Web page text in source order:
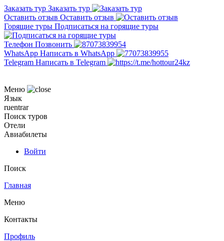
Заказать тур Заказать тур
Оставить отзыв Оставить отзыв
Горящие туры Подписаться на горящие туры
Телефон Позвонить
WhatsApp Написать в WhatsApp
Telegram Написать в Telegram
Меню
Язык
ruentrar
Поиск туров
Отели
Авиабилеты
Войти
Поиск
Главная
Меню
Контакты
Профиль